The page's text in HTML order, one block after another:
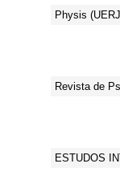
Physis
Revista de
ESTUDOS